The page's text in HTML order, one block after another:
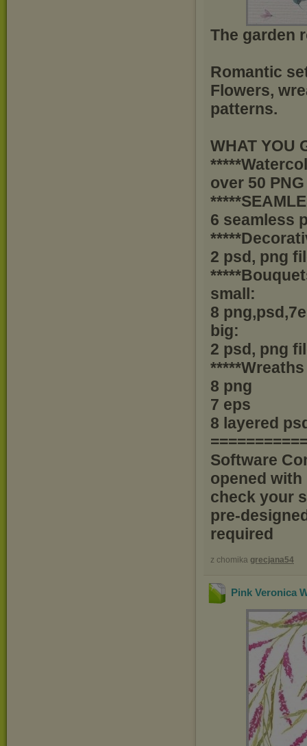
The garden
Romantic
Flowers,
patterns.
WHAT YOU
over 50
6 seamless
2 psd, png
small:
8
big:
2 psd, png
8 png
7 eps
8 layered
Software
opened
check your
pre-
required
z chomika grecjana54
Pink Veronica